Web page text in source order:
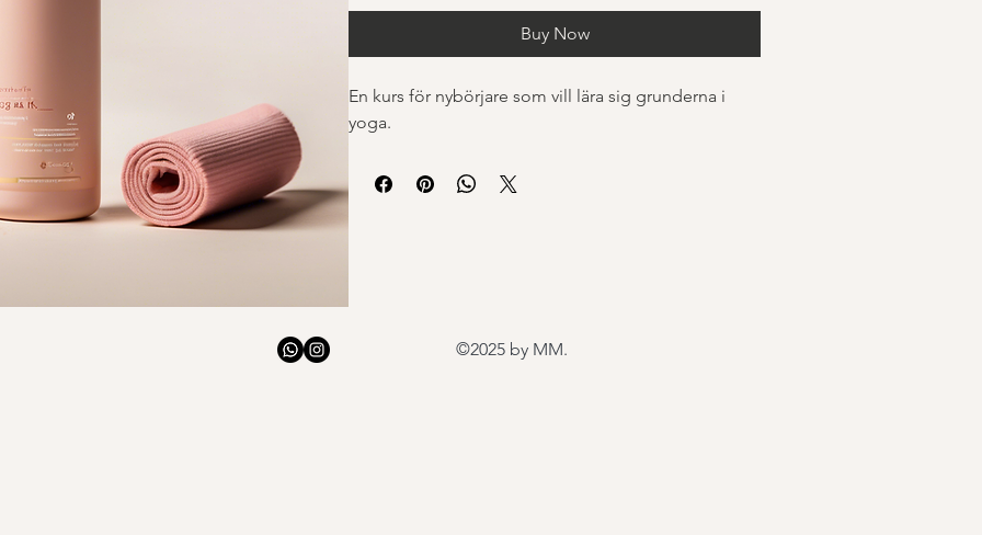
Buy Now
En kurs för nybörjare som vill lära sig grunderna i
yoga.
©2025 by MM.